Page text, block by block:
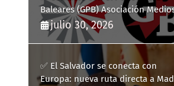
Baleares (GPB) Asociación
Comunicación Digitales
julio 30, 2026
✅ El Salvador se conecta con
Europa: nueva ruta directa a